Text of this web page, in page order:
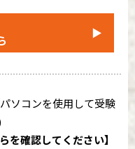
▶
ソコンを使用して受験
を確認してください】